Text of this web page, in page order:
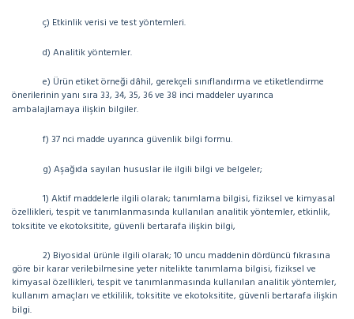
ç) Etkinlik verisi ve test yöntemleri.
d) Analitik yöntemler.
e) Ürün etiket örneği dâhil, gerekçeli sınıflandırma ve etiketlendirme
önerilerinin yanı sıra 33, 34, 35, 36 ve 38 inci maddeler uyarınca
ambalajlamaya ilişkin bilgiler.
f) 37 nci madde uyarınca güvenlik bilgi formu.
g) Aşağıda sayılan hususlar ile ilgili bilgi ve belgeler;
1) Aktif maddelerle ilgili olarak; tanımlama bilgisi, fiziksel ve kimyasal
özellikleri, tespit ve tanımlanmasında kullanılan analitik yöntemler, etkinlik,
toksitite ve ekotoksitite, güvenli bertarafa ilişkin bilgi,
2) Biyosidal ürünle ilgili olarak; 10 uncu maddenin dördüncü fıkrasına
göre bir karar verilebilmesine yeter nitelikte tanımlama bilgisi, fiziksel ve
kimyasal özellikleri, tespit ve tanımlanmasında kullanılan analitik yöntemler,
kullanım amaçları ve etkililik, toksitite ve ekotoksitite, güvenli bertarafa ilişkin
bilgi.